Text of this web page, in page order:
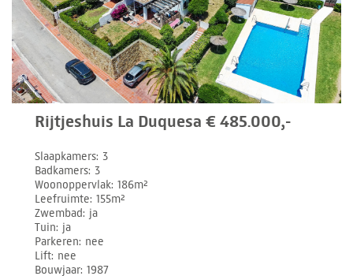
Rijtjeshuis La Duquesa € 485.000,-
Slaapkamers 3
Badkamers 3
Woonoppervlak 186m²
Leefruimte 155m²
Zwembad ja
Tuin ja
Parkeren nee
Lift nee
Bouwjaar 1987